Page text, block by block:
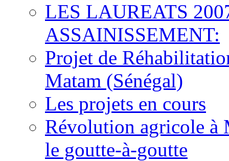
LES LAUREATS
ASSAINISSEMENT:
Projet de
Matam (Sénégal)
Les projets en cours
Révolution agricole à
le goutte-à-goutte